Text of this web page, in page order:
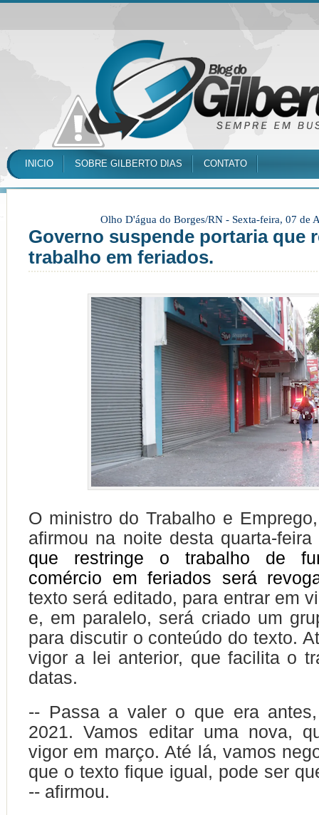
INICIO SOBRE GILBERTO DIAS CONTATO
Olho D'água do Borges/RN - Sexta-feira, 07 de
Governo suspende portaria que
trabalho em feriados.
O ministro do Trabalho e
afirmou na noite desta quarta-
que restringe o trabalho de
comércio em feriados será
texto será editado, para entrar em
e, em paralelo, será criado um
para discutir o conteúdo do texto.
vigor a lei anterior, que facilita o
datas.
-- Passa a valer o que era
2021. Vamos editar uma nova,
vigor em março. Até lá, vamos
que o texto fique igual, pode ser
-- afirmou.